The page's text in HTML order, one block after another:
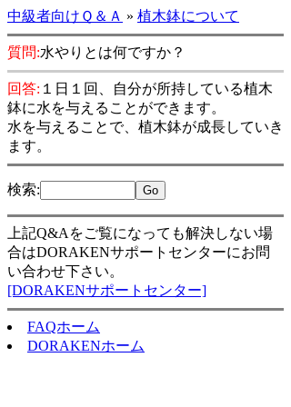
中級者向けＱ＆Ａ » 植木鉢について
質問:水やりとは何ですか？
回答: １日１回、自分が所持している植木
鉢に水を与えることができます。
水を与えることで、植木鉢が成長していき
ます。
検索:
上記Q&Aをご覧になっても解決しない場
合はDORAKENサポートセンターにお問
い合わせ下さい。
[DORAKENサポートセンター]
FAQホーム
DORAKENホーム